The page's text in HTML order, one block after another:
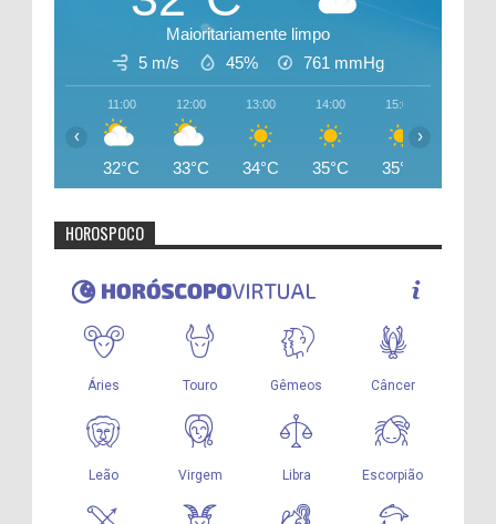
Maioritariamente limpo
5 m/s
45% 761 mmHg
11:00
32°C
12:00
33°C
13:00
34°C
14:00
35°C
15:00
35°C
‹ ›
HOROSPOCO